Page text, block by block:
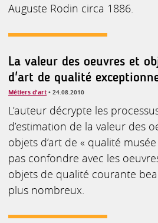
Auguste Rodin circa 1886.
La valeur des oeuvres et
d'art de qualité
Métiers d'art • 24.08.2010
L’auteur décrypte les
d’estimation de la valeur des
objets d’art de « qualité
pas confondre avec les
objets de qualité courante
plus nombreux.